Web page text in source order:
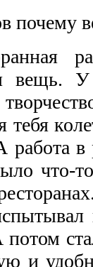
почему
вещь.
тебя
работа
что-
и